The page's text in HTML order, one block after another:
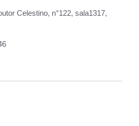
Celestino, n°122, sala1317,